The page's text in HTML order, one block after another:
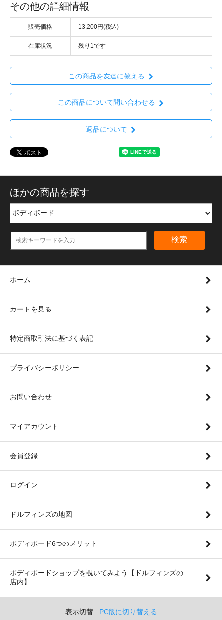
その他の詳細情報
販売価格 13,200円(税込)
在庫状況 残り1です
この商品を友達に教える
この商品について問い合わせる
返品について
ほかの商品を探す
検索
ホーム
カートを見る
特定商取引法に基づく表記
プライバシーポリシー
お問い合わせ
マイアカウント
会員登録
ログイン
ドルフィンズの地図
ボディボード6つのメリット
ボディボードショップを覗いてみよう【ドルフィンズの
店内】
表示切替 : PC版に切り替える